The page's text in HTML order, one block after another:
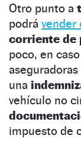
Otro punto a
podrá vender
corriente de
poco, en
una
vehículo no
impuesto de